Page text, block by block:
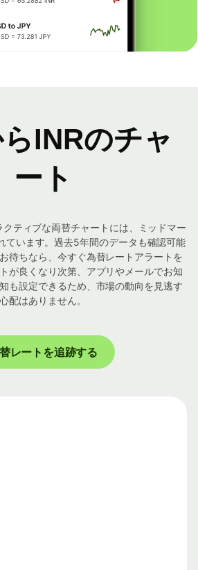
INRのチャ
ート
ティブな両替チャートには、ミッドマー
ています。過去5年間のデータも確認可能
待ちなら、今すぐ為替レートアラートを
が良くなり次第、アプリやメールでお知
も設定できるため、市場の動向を見逃す
心配はありません。
レートを追跡する